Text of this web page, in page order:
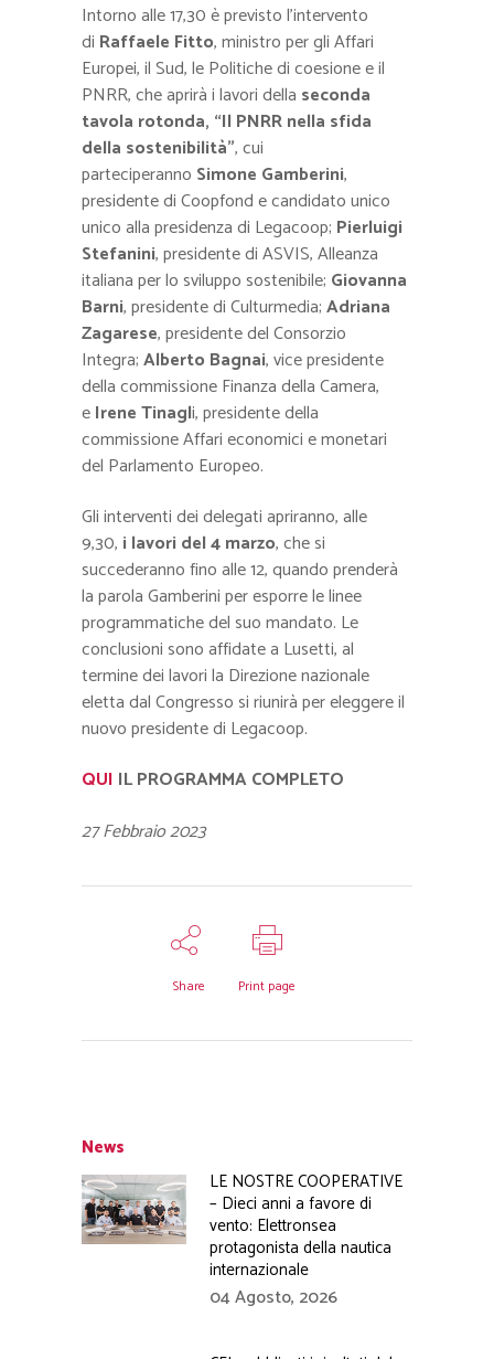
Intorno alle 17,30 è previsto l’intervento
di Raffaele Fitto, ministro per gli Affari
Europei, il Sud, le Politiche di coesione e il
PNRR, che aprirà i lavori della seconda
tavola rotonda, “Il PNRR nella sfida
della sostenibilità”, cui
parteciperanno Simone Gamberini,
presidente di Coopfond e candidato unico
unico alla presidenza di Legacoop; Pierluigi
Stefanini, presidente di ASVIS, Alleanza
italiana per lo sviluppo sostenibile; Giovanna
Barni, presidente di Culturmedia;Adriana
Zagarese, presidente del Consorzio
Integra;Alberto Bagnai, vice presidente
della commissione Finanza della Camera,
eIrene Tinagli, presidente della
commissione Affari economici e monetari
del Parlamento Europeo.
Gli interventi dei delegati apriranno, alle
9,30, i lavori del 4 marzo, che si
succederanno fino alle 12, quando prenderà
la parola Gamberini per esporre le linee
programmatiche del suo mandato. Le
conclusioni sono affidate a Lusetti, al
termine dei lavori la Direzione nazionale
eletta dal Congresso si riunirà per eleggere il
nuovo presidente di Legacoop.
QUI IL PROGRAMMA COMPLETO
27 Febbraio 2023
Share Print page
News
LE NOSTRE COOPERATIVE
– Dieci anni a favore di
vento: Elettronsea
protagonista della nautica
internazionale
04 Agosto, 2026